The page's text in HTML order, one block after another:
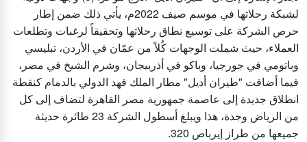
لشبكة رحلاتها في موسم صيف 2022م، يأتي ذلك ضمن إطار
حرص الشركة على توسيع نطاق رحلاتها وتحقيقاً لرغبات وتطلعات
العملاء، حيث شملت الوجهات كُلاً من عمّان في الأردن، تبليسي
وباتومي في جورجيا، وباكو في أذربيجان، وشرم الشيخ في مصر،
فيما أضافت "طيران أديل" مطار الملك فهد الدولي بالدمام كنقطة
انطلاق جديدة إلى عاصمة جمهورية مصر القاهرة لتضاف إلى كل
من الرياض وجدة، هذا ويبلغ أسطول الشركة 23 طائرة حديثة
جميعها من طراز إيرباص 320.